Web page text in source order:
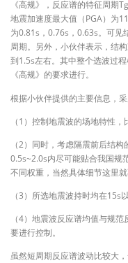
《高规》，反应谱的特征周期
地震加速度最大值（PGA）为
为0.81s，0.76s，0.63s。可见
周期。另外，小伙伴表示，结
到1.5s左右。其中整个选波过
《高规》的要求进行。
根据小伙伴提供的主要信息，
（1）控制地震波的场地特性
（2）同时，考虑隔震前后结
0.5s~2.0s内尽可能贴合我国规
不同权重，当然具体细节这里就
（3）所选地震波持时均在15s
（4）地震波反应谱均值与规
要进行控制。
虽然短周期反应谱波动比较大